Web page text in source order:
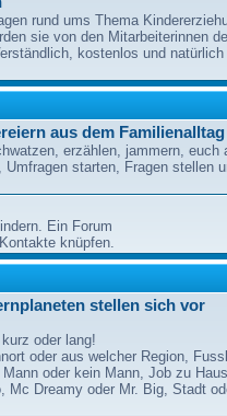
rund ums Thema
sie von den Mitarbeiterinnen
kostenlos und
aus dem Familienalltag
erzählen, jammern, euch
starten, Fragen stellen
Ein Forum
knüpfen.
stellen sich vor
oder lang!
oder aus welcher Region,
oder kein Mann, Job zu
Mc Dreamy oder Mr. Big, Stadt